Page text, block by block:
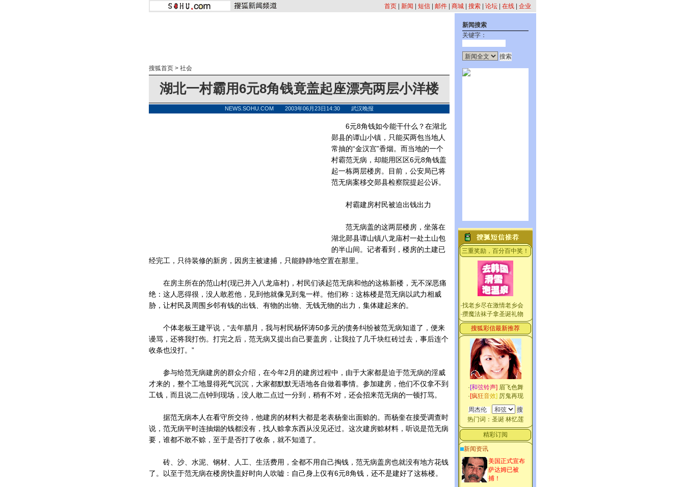
首页 新闻 短信 邮件 商城 搜索 论坛 在线 企业
搜狐首页 > 社会
湖北一村霸用6元8角钱竟盖起座漂亮两层小洋楼
NEWS.SOHU.COM 2003年06月23日14:30 武汉晚报
6元8角钱如今能干什么？在湖北
郧县的谭山小镇，只能买两包当地人
常抽的“金汉宫”香烟。而当地的一个
村霸范无病，却能用区区6元8角钱盖
起一栋两层楼房。目前，公安局已将
范无病案移交郧县检察院提起公诉。
村霸建房村民被迫出钱出力
范无病盖的这两层楼房，坐落在
湖北郧县谭山镇八龙庙村一处土山包
的半山间。记者看到，楼房的土建已
经完工，只待装修的新房，因房主被逮捕，只能静静地空置在那里。
在房主所在的范山村(现已并入八龙庙村)，村民们谈起范无病和他的这栋新楼，无不深恶痛
绝：这人恶得很，没人敢惹他，见到他就像见到鬼一样。他们称：这栋楼是范无病以武力相威
胁，让村民及周围乡邻有钱的出钱、有物的出物、无钱无物的出力，集体建起来的。
个体老板王建平说，“去年腊月，我与村民杨怀涛50多元的债务纠纷被范无病知道了，便来
谩骂，还将我打伤。打完之后，范无病又提出自己要盖房，让我拉了几千块红砖过去，事后连个
收条也没打。”
参与给范无病建房的群众介绍，在今年2月的建房过程中，由于大家都是迫于范无病的淫威
才来的，整个工地显得死气沉沉，大家都默默无语地各自做着事情。参加建房，他们不仅拿不到
工钱，而且说二点钟到现场，没人敢二点过一分到，稍有不对，还会招来范无病的一顿打骂。
据范无病本人在看守所交待，他建房的材料大都是老表杨奎出面赊的。而杨奎在接受调查时
说，范无病平时连抽烟的钱都没有，找人赊拿东西从没见还过。这次建房赊材料，听说是范无病
要，谁都不敢不赊，至于是否打了收条，就不知道了。
砖、沙、水泥、钢材、人工、生活费用，全都不用自己掏钱，范无病盖房也就没有地方花钱
了。以至于范无病在楼房快盖好时向人吹嘘：自己身上仅有6元8角钱，还不是建好了这栋楼。
新闻搜索
关键字：
三重奖励，百分百中奖！
·找老乡尽在激情老乡会
·攒魔法袜子拿圣诞礼物
搜狐彩信最新推荐
·[和弦铃声] 眉飞色舞
·[疯狂音效] 厉鬼再现
热门词： 圣诞 林忆莲
精彩订阅
新闻资讯
美国正式宣布
萨达姆已被
捕！